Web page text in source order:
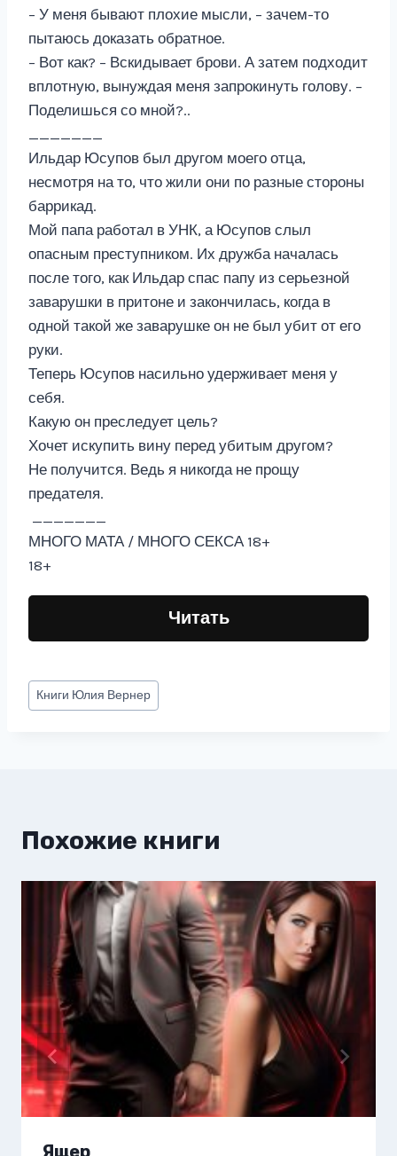
– У меня бывают плохие мысли, – зачем-то
пытаюсь доказать обратное.
– Вот как? – Вскидывает брови. А затем подходит
вплотную, вынуждая меня запрокинуть голову. –
Поделишься со мной?..
_______
Ильдар Юсупов был другом моего отца,
несмотря на то, что жили они по разные стороны
баррикад.
Мой папа работал в УНК, а Юсупов слыл
опасным преступником. Их дружба началась
после того, как Ильдар спас папу из серьезной
заварушки в притоне и закончилась, когда в
одной такой же заварушке он не был убит от его
руки.
Теперь Юсупов насильно удерживает меня у
себя.
Какую он преследует цель?
Хочет искупить вину перед убитым другом?
Не получится. Ведь я никогда не прощу
предателя.
_______
МНОГО МАТА / МНОГО СЕКСА 18+
18+
Читать
Метки
записи:
Книги Юлия Вернер
Похожие книги